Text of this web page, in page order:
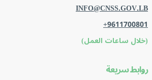
INFO@CNSS.GOV.LB
+9611700801
(خلال ساعات العمل)
روابط سريعة